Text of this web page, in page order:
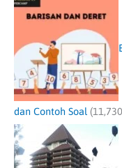
dan Contoh Soal